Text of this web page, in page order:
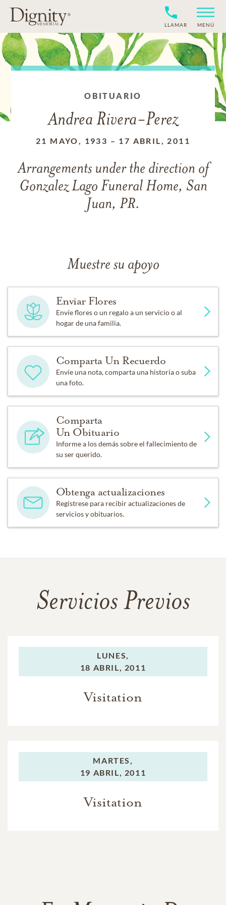
LLAMAR MENÚ
OBITUARIO
Andrea Rivera-Perez
21 MAYO, 1933 – 17 ABRIL, 2011
Arrangements under the direction of
Gonzalez Lago Funeral Home, San
Juan, PR.
Muestre su apoyo
Enviar Flores
Envíe flores o un regalo a un servicio o al
hogar de una familia.
Comparta Un Recuerdo
Envíe una nota, comparta una historia o suba
una foto.
Comparta
Un Obituario
Informe a los demás sobre el fallecimiento de
su ser querido.
Obtenga actualizaciones
Regístrese para recibir actualizaciones de
servicios y obituarios.
Servicios Previos
LUNES,
18 ABRIL, 2011
Visitation
MARTES,
19 ABRIL, 2011
Visitation